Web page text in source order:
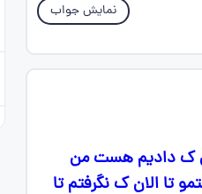
نمایش جواب
ک دادیم هست من
تا الان ک نگرفتم تا